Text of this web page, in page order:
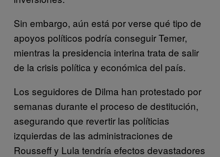
Sin embargo, aún está por verse qué tipo de
apoyos políticos podría conseguir Temer,
mientras la presidencia interina trata de salir
de la crisis política y económica del país.
Los seguidores de Dilma han protestado por
semanas durante el proceso de destitución,
asegurando que revertir las políticias
izquierdas de las administraciones de
Rousseff y Lula tendría efectos devastadores